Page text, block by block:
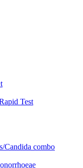
Test
Candida combo